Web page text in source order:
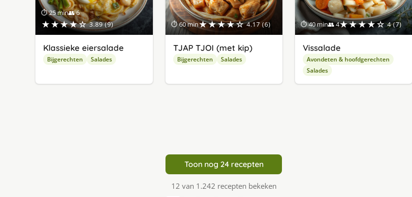
⏱ 25 min👥 6
★★★★☆ 3.89 (9)
Klassieke eiersalade
Bijgerechten Salades
⏱ 60 min★★★★☆ 4.17 (6)
TJAP TJOI (met kip)
Bijgerechten Salades
⏱ 40 min👥 4★★★★☆ 4 (7)
Vissalade
Avondeten & hoofdgerechten
Salades
Toon nog 24 recepten
12 van 1.242 recepten bekeken